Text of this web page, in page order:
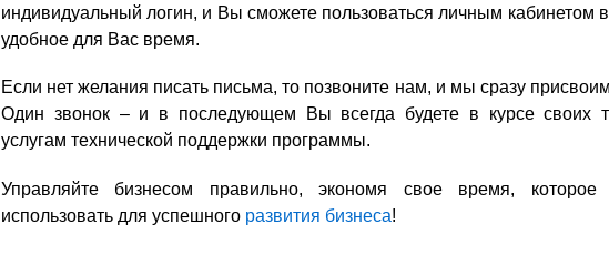
индивидуальный логин, и Вы сможете пользоваться личным кабинетом
удобное для Вас время.
Если нет желания писать письма, то позвоните нам, и мы сразу
Один звонок – и в последующем Вы всегда будете в курсе своих
услугам технической поддержки программы.
Управляйте бизнесом правильно, экономя свое время,
использовать для успешного развития бизнеса!